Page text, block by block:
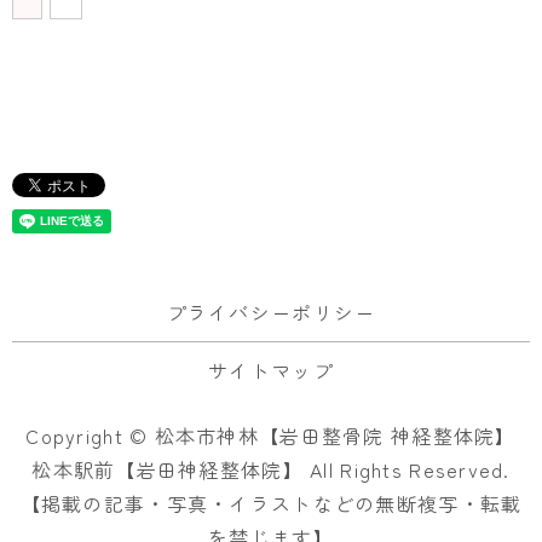
プライバシーポリシー
サイトマップ
Copyright © 松本市神林【岩田整骨院 神経整体院】
松本駅前【岩田神経整体院】 All Rights Reserved.
【掲載の記事・写真・イラストなどの無断複写・転載